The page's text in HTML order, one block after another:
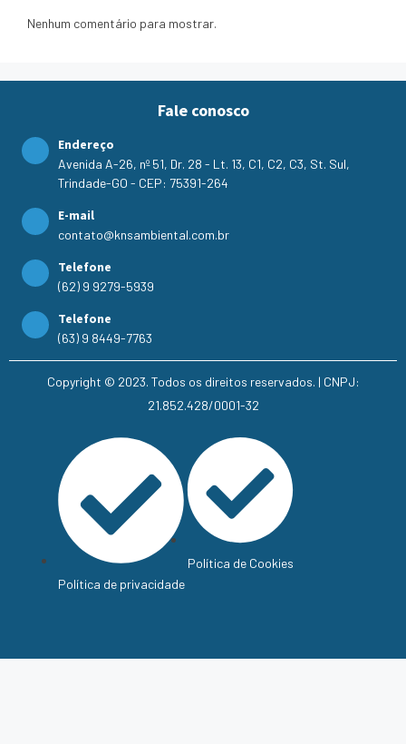
Nenhum comentário para mostrar.
Fale conosco
Endereço
Avenida A-26, nº 51, Dr. 28 - Lt. 13, C1, C2, C3, St. Sul,
Trindade-GO - CEP: 75391-264
E-mail
contato@knsambiental.com.br
Telefone
(62) 9 9279-5939
Telefone
(63) 9 8449-7763
Copyright © 2023. Todos os direitos reservados. | CNPJ:
21.852.428/0001-32
Política de privacidade
Política de Cookies